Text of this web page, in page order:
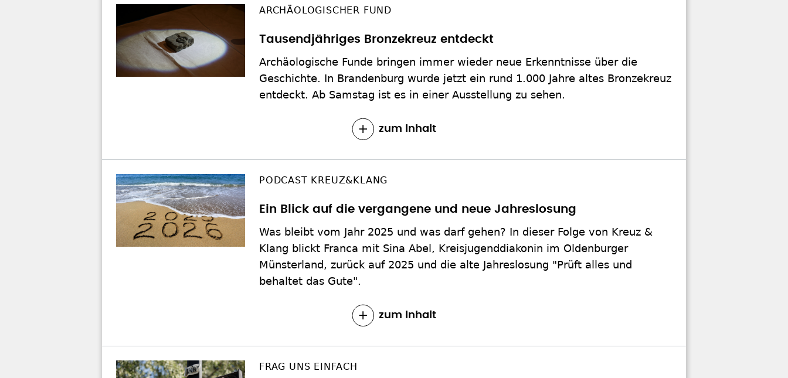
ARCHÄOLOGISCHER FUND
Tausendjähriges Bronzekreuz entdeckt
Archäologische Funde bringen immer wieder neue Erkenntnisse über die
Geschichte. In Brandenburg wurde jetzt ein rund 1.000 Jahre altes Bronzekreuz
entdeckt. Ab Samstag ist es in einer Ausstellung zu sehen.
zum Inhalt
PODCAST KREUZ&KLANG
Ein Blick auf die vergangene und neue Jahreslosung
Was bleibt vom Jahr 2025 und was darf gehen? In dieser Folge von Kreuz &
Klang blickt Franca mit Sina Abel, Kreisjugenddiakonin im Oldenburger
Münsterland, zurück auf 2025 und die alte Jahreslosung "Prüft alles und
behaltet das Gute".
zum Inhalt
FRAG UNS EINFACH